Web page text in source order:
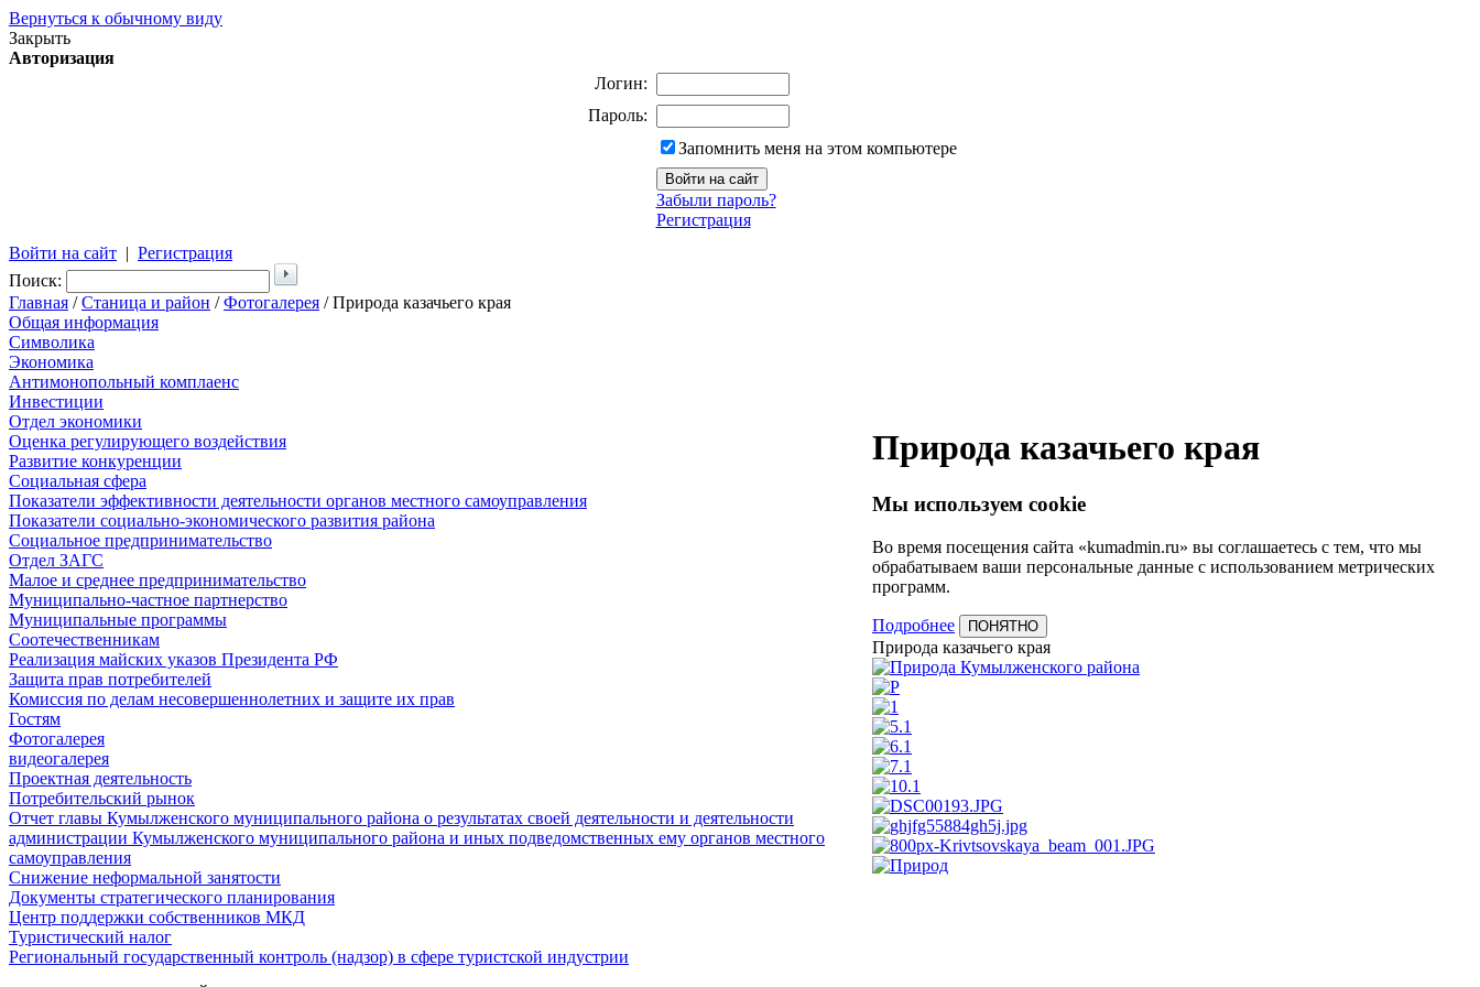
Вернуться к обычному виду
Закрыть
Авторизация
Логин:
Пароль:
Запомнить меня на этом компьютере
Забыли пароль?
Регистрация
Войти на сайт | Регистрация
Поиск:
Главная /Станица и район /Фотогалерея / Природа казачьего края
Общая информация
Символика
Экономика
Антимонопольный комплаенс
Инвестиции
Отдел экономики
Оценка регулирующего воздействия
Развитие конкуренции
Социальная сфера
Показатели эффективности деятельности органов местного самоуправления
Показатели социально-экономического развития района
Социальное предпринимательство
Отдел ЗАГС
Малое и среднее предпринимательство
Муниципально-частное партнерство
Муниципальные программы
Соотечественникам
Реализация майских указов Президента РФ
Защита прав потребителей
Комиссия по делам несовершеннолетних и защите их прав
Гостям
Фотогалерея
видеогалерея
Проектная деятельность
Потребительский рынок
Отчет главы Кумылженского муниципального района о результатах своей деятельности и деятельности
администрации Кумылженского муниципального района и иных подведомственных ему органов местного
самоуправления
Снижение неформальной занятости
Документы стратегического планирования
Центр поддержки собственников МКД
Туристический налог
Региональный государственный контроль (надзор) в сфере туристской индустрии
Природа казачьего края
Мы используем cookie
Во время посещения сайта «kumadmin.ru» вы соглашаетесь с тем, что мы
обрабатываем ваши персональные данные с использованием метрических
программ.
Подробнее ПОНЯТНО
Природа казачьего края